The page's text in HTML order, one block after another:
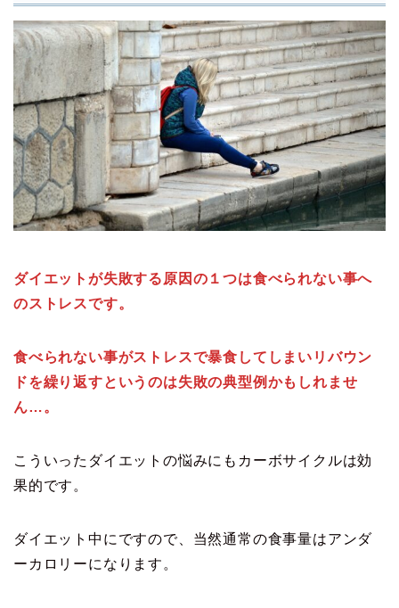
ダイエットが失敗する原因の１つは食べられない事へ
のストレスです。
食べられない事がストレスで暴食してしまいリバウン
ドを繰り返すというのは失敗の典型例かもしれませ
ん…。
こういったダイエットの悩みにもカーボサイクルは効
果的です。
ダイエット中にですので、当然通常の食事量はアンダ
ーカロリーになります。